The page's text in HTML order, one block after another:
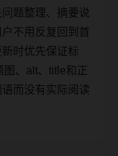
题整理、摘要说
不用反复回到首
时优先保证标
、alt、title和正
而没有实际阅读